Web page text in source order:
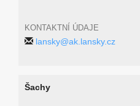
KONTAKTNÍ ÚDAJE
lansky@ak.lansky.cz
Šachy